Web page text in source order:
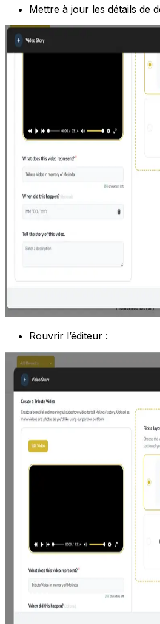
Mettre à jour les détails de
Rouvrir l’éditeur :